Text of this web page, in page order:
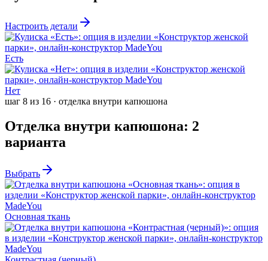
Настроить детали
Есть
Нет
шаг 8 из 16 · отделка внутри капюшона
Отделка внутри капюшона: 2
варианта
Выбрать
Основная ткань